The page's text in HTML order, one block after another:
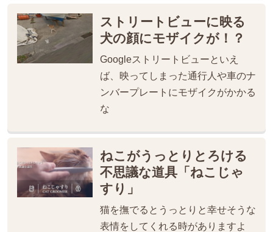
ストリートビューに映る
犬の顔にモザイクが！？
Googleストリートビューといえ
ば、映ってしまった通行人や車のナ
ンバープレートにモザイクがかかる
な
ねこがうっとりとろける
不思議な道具「ねこじゃ
すり」
猫を撫でるとうっとりと幸せそうな
表情をしてくれる時がありますよ